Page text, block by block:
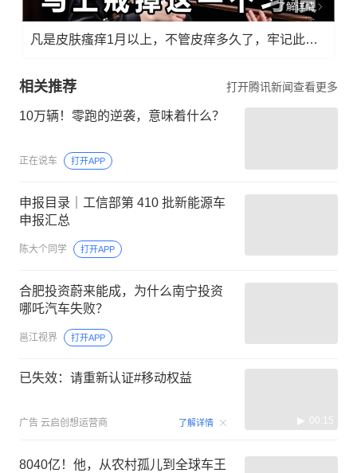
了解详情
凡是皮肤瘙痒1月以上，不管皮痒多久了，牢记此法，快！准！狠！
相关推荐 打开腾讯新闻查看更多
10万辆！零跑的逆袭，意味着什么？
正在说车 打开APP
申报目录｜工信部第 410 批新能源车
申报汇总
陈大个同学 打开APP
合肥投资蔚来能成，为什么南宁投资
哪吒汽车失败？
邕江视界 打开APP
已失效：请重新认证#移动权益
广告 云启创想运营商 了解详情 00:15
8040亿！他，从农村孤儿到全球车王